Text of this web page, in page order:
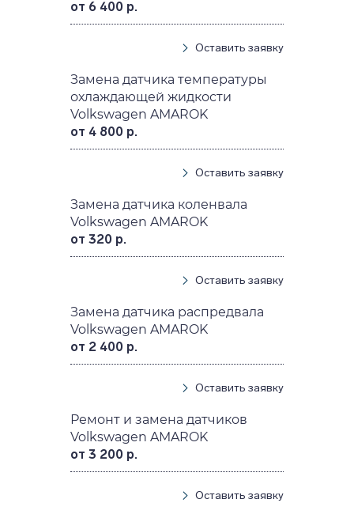
от 6 400 р.
Оставить заявку
Замена датчика температуры
охлаждающей жидкости
Volkswagen AMAROK
от 4 800 р.
Оставить заявку
Замена датчика коленвала
Volkswagen AMAROK
от 320 р.
Оставить заявку
Замена датчика распредвала
Volkswagen AMAROK
от 2 400 р.
Оставить заявку
Ремонт и замена датчиков
Volkswagen AMAROK
от 3 200 р.
Оставить заявку